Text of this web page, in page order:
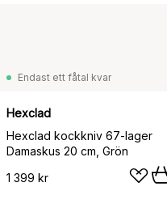
Endast ett fåtal kvar
Hexclad
Hexclad kockkniv 67-lager
Damaskus 20 cm, Grön
1 399 kr